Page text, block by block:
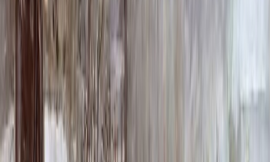
Конструкция КК01 отличается продуманностью и
надёжностью. Все элементы выполнены с вниманием к
деталям, что обеспечивает целостность восприятия и
долговечность. Форма способствует сохранности внешнего
вида на протяжении длительного времени, не требуя
сложного ухода. Это практичный выбор для тех, кто ценит
постоянство и аккуратность.
Выбирая модель КК01, вы останавливаетесь на проверенном
временем варианте. Её достоинство — в строгой
элегантности и ясности смысла. Она служит достойным и
тактичным знаком памяти, передающим чувства без
излишеств. Этот продукт помогает создать место для
размышлений и почтения, где каждая деталь служит общей
цели — сохранению светлого воспоминания.